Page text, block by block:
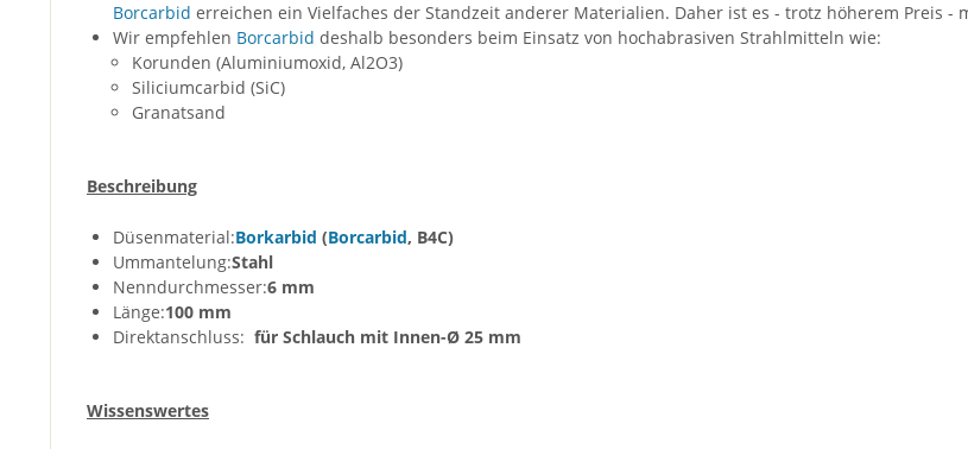
Borcarbid erreichen ein Vielfaches der Standzeit anderer Materialien. Daher ist es - trotz höherem Preis
Wir empfehlen Borcarbid deshalb besonders beim Einsatz von hochabrasiven Strahlmitteln wie:
Korunden (Aluminiumoxid, Al2O3)
Siliciumcarbid (SiC)
Granatsand
Beschreibung
Düsenmaterial:Borkarbid (Borcarbid, B4C)
Ummantelung:Stahl
Nenndurchmesser:6 mm
Länge:100 mm
Direktanschluss: für Schlauch mit Innen-Ø 25 mm
Wissenswertes